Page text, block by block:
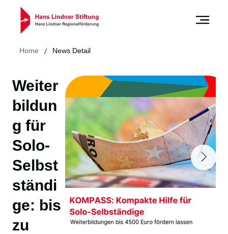
Weiter
bildun
g für
Solo-
Selbst
ständi
ge: bis
zu
Home / News Detail